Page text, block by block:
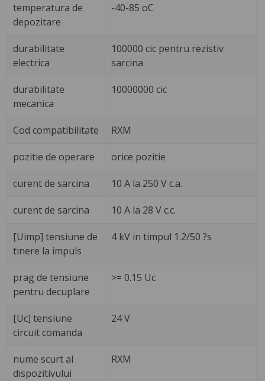
temperatura de
depozitare
-40-85 oC
durabilitate
electrica
100000 cic pentru rezistiv
sarcina
durabilitate
mecanica
10000000 cic
Cod compatibilitate RXM
pozitie de operare orice pozitie
curent de sarcina 10 A la 250 V c.a.
curent de sarcina 10 A la 28 V c.c.
[Uimp] tensiune de
tinere la impuls
4 kV in timpul 1.2/50 ?s
prag de tensiune
pentru decuplare
>= 0.15 Uc
[Uc] tensiune
circuit comanda
24 V
nume scurt al
dispozitivului
RXM